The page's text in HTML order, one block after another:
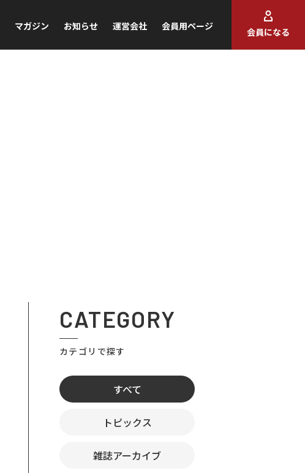
マガジン お知らせ 運営会社 会員用ページ
会員になる
CATEGORY
カテゴリで探す
すべて
トピックス
雑誌アーカイブ